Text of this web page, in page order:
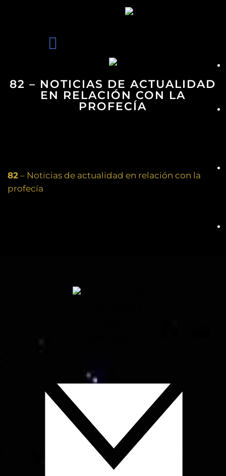
82 – NOTICIAS DE ACTUALIDAD
EN RELACIÓN CON LA
PROFECÍA
82 – Noticias de actualidad en relación con la
profecía